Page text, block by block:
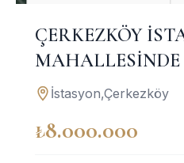
ÇERKEZKÖY
ARSA
İstasyon,Çerkezköy
₺8.000.000